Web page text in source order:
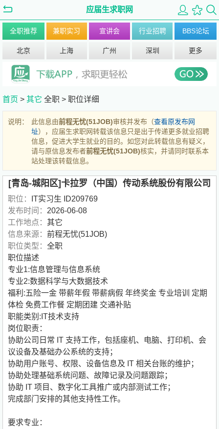
应届生求职网
全职推荐 兼职实习 宣讲会 行业招聘 BBS论坛
北京 上海 广州 深圳 更多
首页 > 其它 全职 > 职位详细
说明： 此信息由前程无忧(51JOB)审核并发布（查看原发布网
址），应届生求职网转载该信息只是出于传递更多就业招聘
信息，促进大学生就业的目的。如您对此转载信息有疑义，
请与原信息发布者前程无忧(51JOB)核实，并请同时联系本
站处理该转载信息。
[青岛-城阳区]卡拉罗（中国）传动系统股份有限公司
职位：
IT实习生 ID209769
发布时间： 2026-06-08
工作地点： 其它
信息来源： 前程无忧(51JOB)
职位类型： 全职
职位描述
专业1:信息管理与信息系统
专业2:数据科学与大数据技术
福利:五险一金 带薪年假 带薪病假 年终奖金 专业培训 定期
体检 免费工作餐 定期团建 交通补贴
职能类别:IT技术支持
岗位职责：
协助公司日常 IT 支持工作，包括座机、电脑、打印机、会
议设备及基础办公系统的支持；
协助用户账号、权限、设备信息及 IT 相关台账的维护；
协助处理基础系统问题、故障记录及问题跟踪；
协助 IT 项目、数字化工具推广或内部测试工作；
完成部门安排的其他支持性工作。
要求专业：